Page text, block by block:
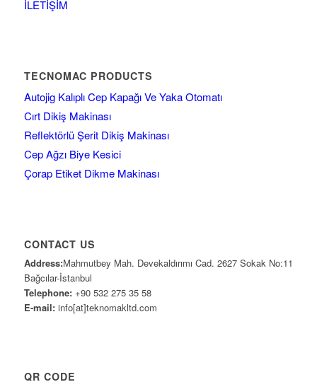
İLETİŞİM
TECNOMAC PRODUCTS
Autojig Kalıplı Cep Kapağı Ve Yaka Otomatı
Cırt Dikiş Makinası
Reflektörlü Şerit Dikiş Makinası
Cep Ağzı Biye Kesici
Çorap Etiket Dikme Makinası
CONTACT US
Address:Mahmutbey Mah. Devekaldırımı Cad. 2627 Sokak No:11
Bağcılar-İstanbul
Telephone:+90 532 275 35 58
E-mail:info[at]teknomakltd.com
QR CODE